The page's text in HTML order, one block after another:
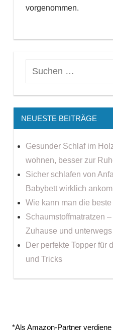
vorgenommen.
NEUESTE BEITRÄGE
Gesunder Schlaf im
wohnen, besser zur
Sicher schlafen von
Babybett wirklich
Wie kann man die
Schaumstoffmatratzen
Zuhause und unterwegs
Der perfekte Topper für
und Tricks
*Als Amazon-Partner